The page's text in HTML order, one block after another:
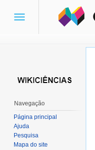
Toggle
Navegação
Página principal
Ajuda
Pesquisa
Mapa do site